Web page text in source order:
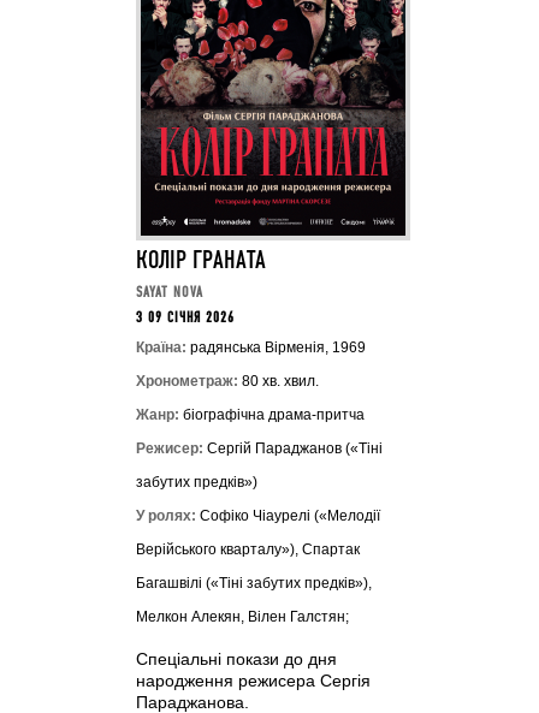
КОЛІР ГРАНАТА
SAYAT NOVA
З 09 СІЧНЯ 2026
Країна: радянська Вірменія, 1969
Хронометраж: 80 хв. хвил.
Жанр: біографічна драма-притча
Режисер: Сергій Параджанов («Тіні
забутих предків»)
У ролях: Софіко Чіаурелі («Мелодії
Верійського кварталу»), Спартак
Багашвілі («Тіні забутих предків»),
Мелкон Алекян, Вілен Галстян;
Спеціальні покази до дня
народження режисера Сергія
Параджанова.